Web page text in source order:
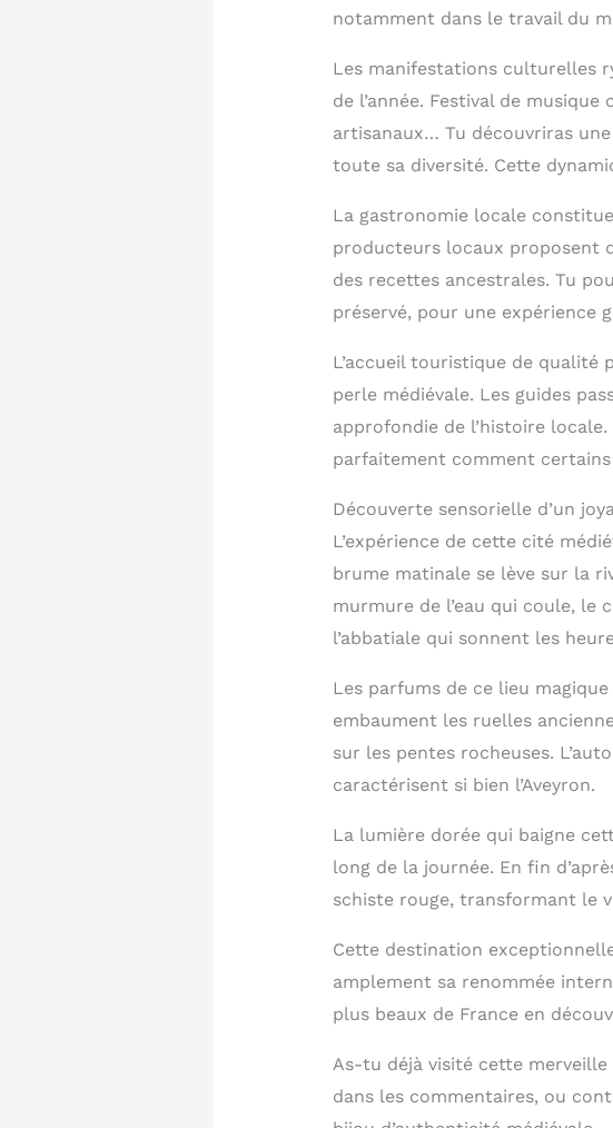
notamment dans le travail du
Les manifestations culturelles
de l’année. Festival de
artisanaux… Tu découvriras
toute sa diversité. Cette
La gastronomie locale
producteurs locaux proposent
des recettes ancestrales. Tu
préservé, pour une expérience
L’accueil touristique de
perle médiévale. Les guides
approfondie de l’histoire locale.
parfaitement comment
Découverte sensorielle d’un
L’expérience de cette cité
brume matinale se lève sur la
murmure de l’eau qui coule, le
l’abbatiale qui sonnent les
Les parfums de ce lieu
embaument les ruelles
sur les pentes rocheuses.
caractérisent si bien l’Aveyron.
La lumière dorée qui baigne
long de la journée. En fin
schiste rouge, transformant le
Cette destination
amplement sa renommée
plus beaux de France en
As-tu déjà visité cette merveille
dans les commentaires, ou